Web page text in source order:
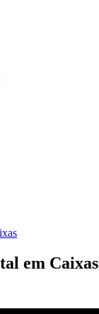
em Caixas